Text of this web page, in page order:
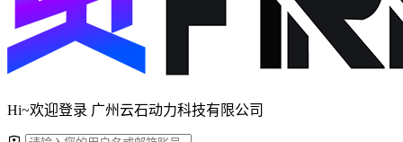
Hi~欢迎登录 广州云石动力科技有限公司